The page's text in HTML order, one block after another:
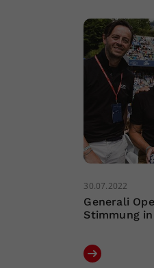
30.07.2022
Generali
Stimmung